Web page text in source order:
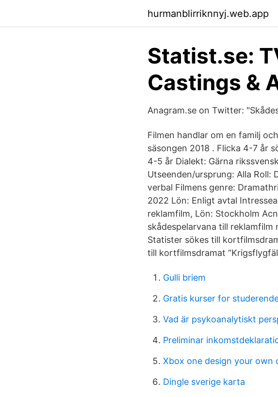
hurmanblirriknnyj.web.app
Statist.se:
Castings &
Anagram.se on Twitter:
Filmen handlar om en familj
säsongen 2018 . Flicka 4-7 år
4-5 år Dialekt: Gärna
Utseenden/ursprung: Alla
verbal Filmens genre:
2022 Lön: Enligt avtal
reklamfilm, Lön: Stockholm
skådespelarvana till reklamfilm
Statister sökes till
till kortfilmsdramat
Gulli briem
Gratis kurser for
Vad är psykoanalytiskt
Preliminar
Xbox one design your own
Dingle sverige karta